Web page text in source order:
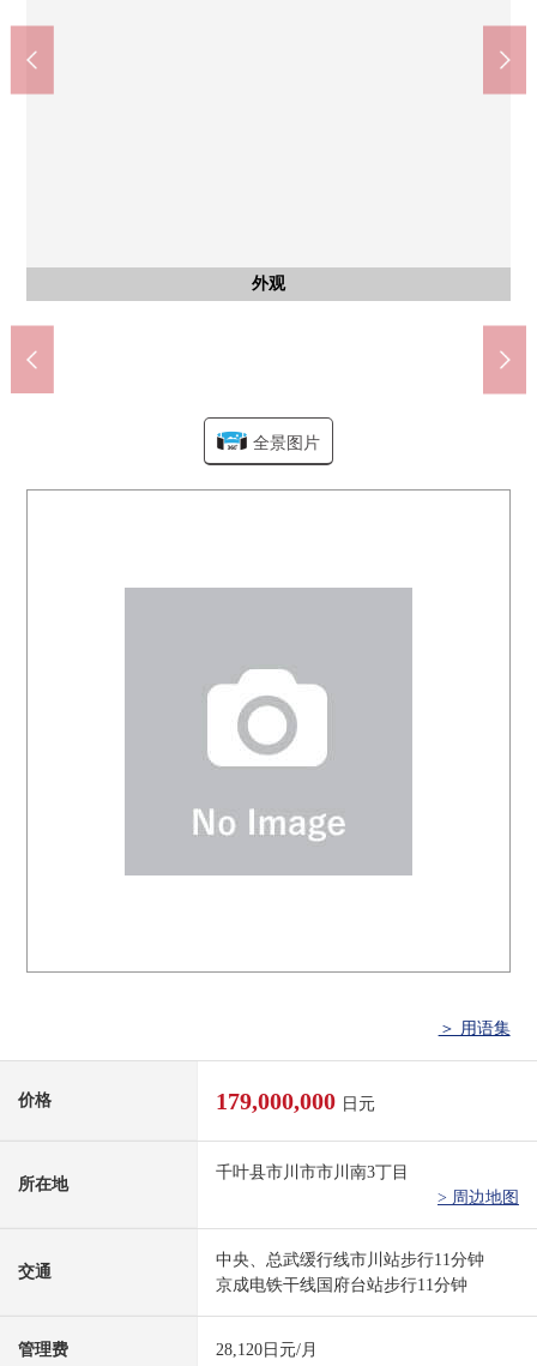
外观
入口
入口
客厅
客厅
客厅
客厅
客厅
客厅
客厅
客厅
客厅
客厅
客厅
客厅
厨房
厨房
厨房
厨房
厨房
厨房
收纳
收纳
厕所
厕所
洗脸
洗脸
洗脸
洗脸
公共汽车
公共汽车
室内
西式房间
室内
西式房间
室内
西式房间
室内
西式房间
室内
西式房间
室内
西式房间
室内
西式房间
室内
西式房间
收纳
收纳
门口
门口
室内
走廊
收纳
收纳
风景
风景
风景
风景
风景
风景
风景
风景
外观
共有部分
鲜明的绿晃眼的共用部分。
共有部分
邮筒
是到JR总武快速线"市川"车站步行11分钟的可饲养宠物（有规定）
Mansion。
共有部分
有作为不在时，也能收到行李的便利的智能快递柜。
入口
JR总武本线"市川"车站(约820m)
步行11分钟
京成本线"国府台"车站(约880m)
步行11分钟
市川市立市川小学(约730m)
步行10分钟
市川市立大洲中学(约1650m)
步行21分钟
shapo市川(约860m)
步行11分钟
DAILY YAMAZAKI市川南3丁目商店(约260m)
步行4分钟
超市OZEKI(约750m)
步行10分钟
铃兰公园(约580m)
步行8分钟
全景图片
＞ 用语集
价格 179,000,000 日元
所在地
千叶县市川市市川南3丁目
> 周边地图
交通
中央、总武缓行线市川站步行11分钟
京成电铁干线国府台站步行11分钟
管理费 28,120日元/月